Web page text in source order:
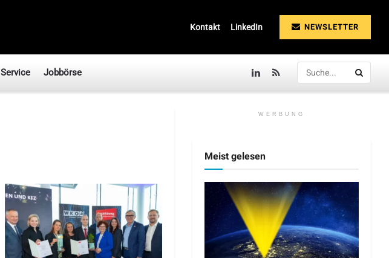
Kontakt LinkedIn NEWSLETTER
Service Jobbörse
WERBUNG
Meist gelesen